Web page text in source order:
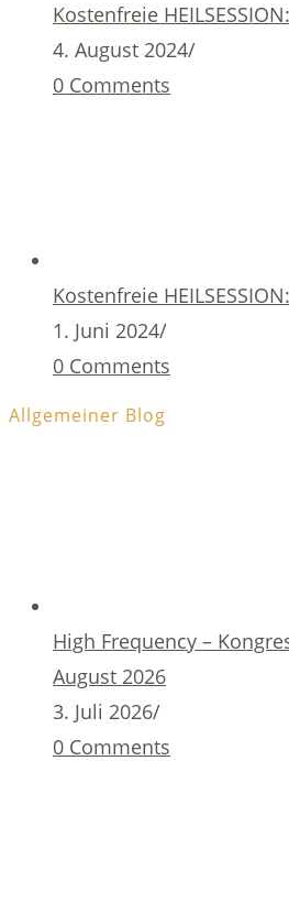
Kostenfreie
4. August 2024/
0 Comments
Kostenfreie
1. Juni 2024/
0 Comments
Allgemeiner Blog
High Frequency –
August 2026
3. Juli 2026/
0 Comments